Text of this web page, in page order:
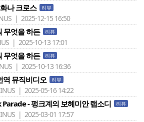
나 크로스 리뷰
| 2025-12-15 16:50
무엇을 하든 리뷰
| 2025-10-13 17:01
무엇을 하든 리뷰
| 2025-10-13 16:36
역 뮤직비디오 리뷰
| 2025-05-16 14:22
- 펑크계의 보헤미안 랩소디 리뷰
| 2025-03-01 17:57